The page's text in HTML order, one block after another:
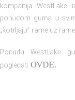
kompanija
ponudom guma u
„kotrljaju“ rame uz
Ponudu WestLake
pogledati OVDE.